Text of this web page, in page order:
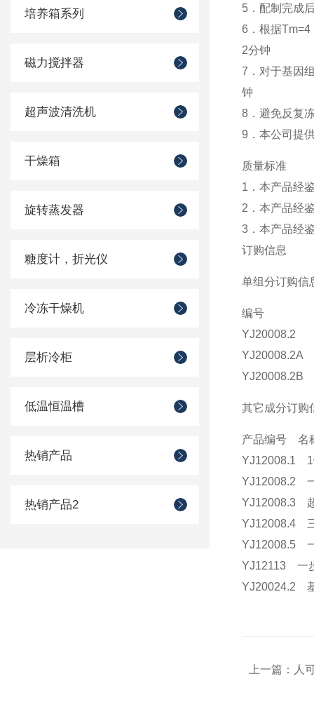
培养箱系列
磁力搅拌器
超声波清洗机
干燥箱
旋转蒸发器
糖度计，折光仪
冷冻干燥机
层析冷柜
低温恒温槽
热销产品
热销产品2
5．配制完成
6．根据
2分钟
7．对于基因
钟
8．避免反复
9．本公司提
质量标准
1．本产品经
2．本产品经
3．本产品经
订购信息
单组分订购信
编
其它成分订购
产品编号 名
YJ12008.1
YJ12008.2
YJ12008.3
YJ12008.4
YJ12008.5
YJ12113 一
YJ20024.2
上一篇： 人